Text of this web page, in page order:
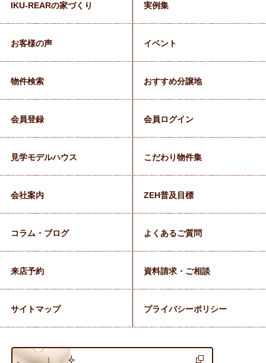
IKU-REARの家づくり 実例集
お客様の声 イベント
物件検索 おすすめ分譲地
会員登録 会員ログイン
見学モデルハウス こだわり物件集
会社案内 ZEH普及目標
コラム・ブログ よくあるご質問
来店予約 資料請求・ご相談
サイトマップ プライバシーポリシー